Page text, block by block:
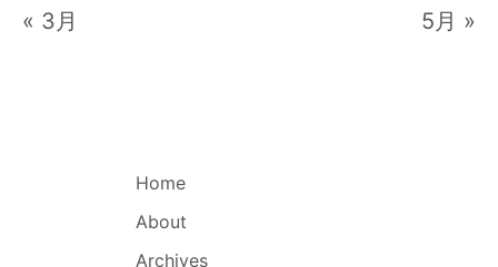
« 3月 5月 »
Home
About
Archives